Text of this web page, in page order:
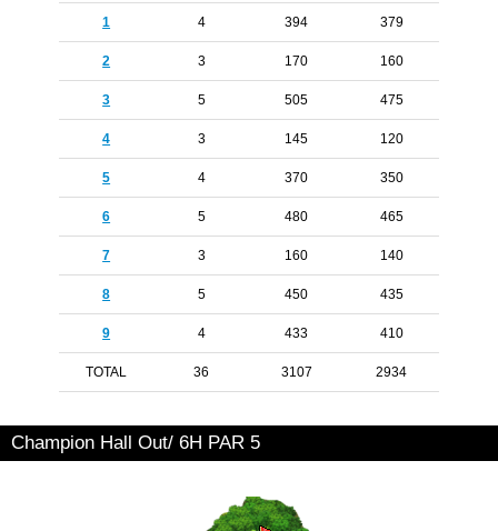
1 4 394 379
2 3 170 160
3 5 505 475
4 3 145 120
5 4 370 350
6 5 480 465
7 3 160 140
8 5 450 435
9 4 433 410
TOTAL 36 3107 2934
Champion Hall Out/ 6H PAR 5